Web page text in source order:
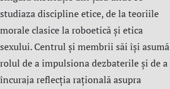
studiaza discipline etice, de la teoriile
morale clasice la roboetică și etica
sexului. Centrul şi membrii săi îşi asumă
rolul de a impulsiona dezbaterile și de a
încuraja reflecția rațională asupra